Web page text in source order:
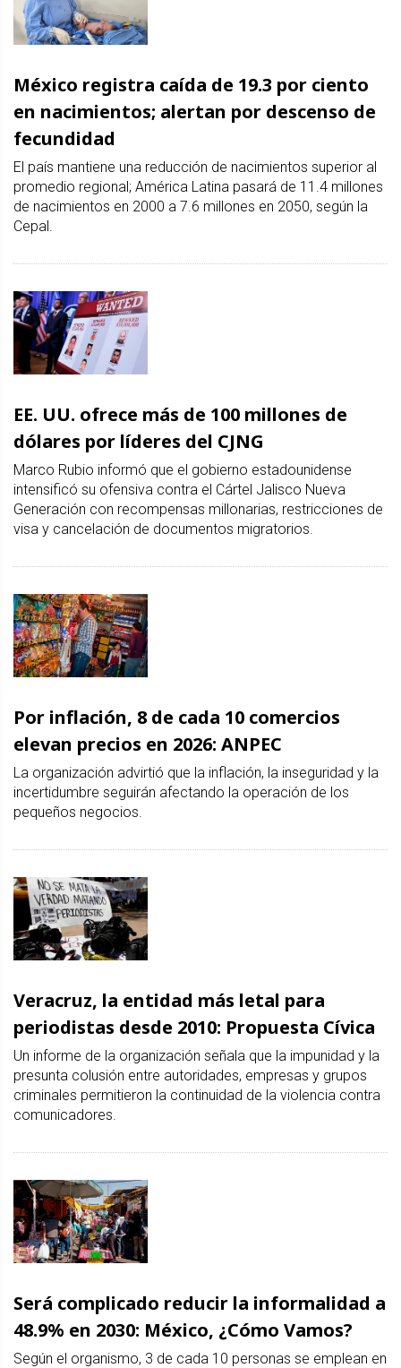
México registra caída de 19.3 por ciento
en nacimientos; alertan por descenso de
fecundidad
El país mantiene una reducción de nacimientos superior al
promedio regional; América Latina pasará de 11.4 millones
de nacimientos en 2000 a 7.6 millones en 2050, según la
Cepal.
EE. UU. ofrece más de 100 millones de
dólares por líderes del CJNG
Marco Rubio informó que el gobierno estadounidense
intensificó su ofensiva contra el Cártel Jalisco Nueva
Generación con recompensas millonarias, restricciones de
visa y cancelación de documentos migratorios.
Por inflación, 8 de cada 10 comercios
elevan precios en 2026: ANPEC
La organización advirtió que la inflación, la inseguridad y la
incertidumbre seguirán afectando la operación de los
pequeños negocios.
Veracruz, la entidad más letal para
periodistas desde 2010: Propuesta Cívica
Un informe de la organización señala que la impunidad y la
presunta colusión entre autoridades, empresas y grupos
criminales permitieron la continuidad de la violencia contra
comunicadores.
Será complicado reducir la informalidad a
48.9% en 2030: México, ¿Cómo Vamos?
Según el organismo, 3 de cada 10 personas se emplean en